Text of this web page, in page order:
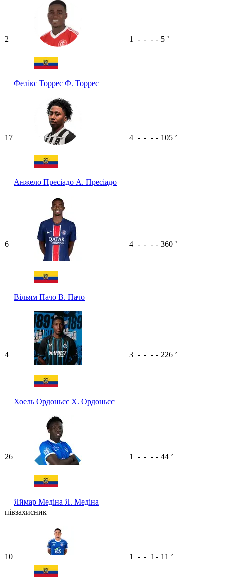
2
Фелікс Торрес Ф. Торрес
1 - - - - 5 ʼ
17
Анжело Пресіадо А. Пресіадо
4 - - - - 105 ʼ
6
Вільям Пачо В. Пачо
4 - - - - 360 ʼ
4
Хоель Ордоньєс Х. Ордоньєс
3 - - - - 226 ʼ
26
Яймар Медіна Я. Медіна
1 - - - - 44 ʼ
півзахисник
10 1 - - 1 - 11 ʼ